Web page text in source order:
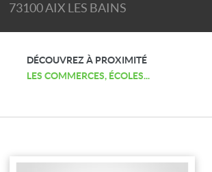
73100 AIX LES BAINS
DÉCOUVREZ À PROXIMITÉ
LES COMMERCES, ÉCOLES...